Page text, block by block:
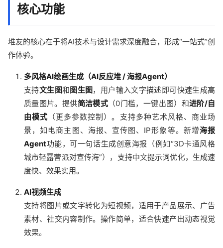
核心功能
堆友的核心在于将AI技术与设计需求深度融合，形成“一站式”创
作体验。
多风格AI绘画生成（AI反应堆 / 海报Agent）
支持文生图和图生图，用户输入文字描述即可快速生成高
质量图片。提供简洁模式（0门槛，一键出图）和进阶/自
由模式 （更多参数控制）。支持多种艺术风格、商业场
景，如电商主图、海报、宣传图、IP形象等。新增海报
Agent功能，可一句话生成创意海报（例如“3D卡通风格
城市轻露营派对宣传海”），支持中文提示词优化，生成速
度快、效果实用。
AI视频生成
支持将图片或文字转化为短视频，适用于产品展示、广告
素材、社交内容制作。操作简单，适合快速产出动态视觉
效果。